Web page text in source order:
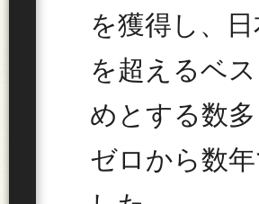
を獲得し、
を超えるベ
めとする数
ゼロから数